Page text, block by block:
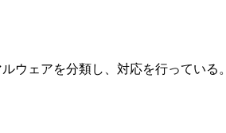
ウェアを分類し、対応を行っている。